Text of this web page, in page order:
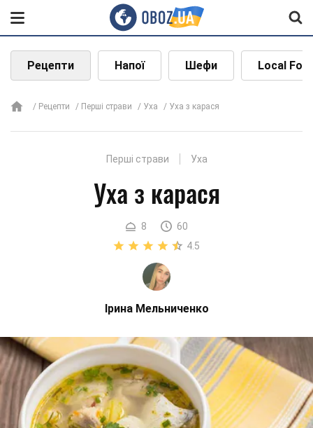
Рецепти Напої Шефи Local
Рецепти Перші страви Уха Уха з карася
Перші страви Уха
Уха з карася
8
60
4.5
Ірина Мельниченко